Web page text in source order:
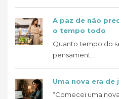
A paz de não
o tempo todo
Quanto tempo do
pensament...
Uma nova era
“Comecei uma